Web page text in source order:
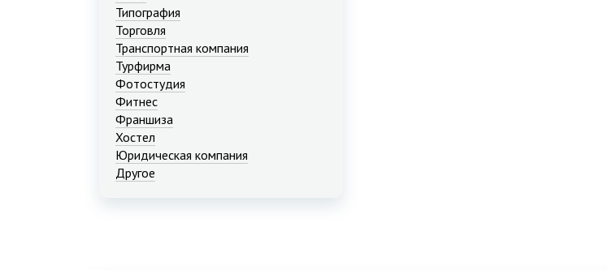
Типография
Торговля
Транспортная компания
Турфирма
Фотостудия
Фитнес
Франшиза
Хостел
Юридическая компания
Другое